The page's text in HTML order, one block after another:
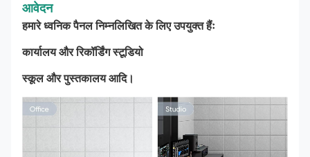
आवेदन
हमारे ध्वनिक पैनल निम्नलिखित के लिए उपयुक्त हैंः
कार्यालय और रिकॉर्डिंग स्टूडियो
स्कूल और पुस्तकालय आदि।